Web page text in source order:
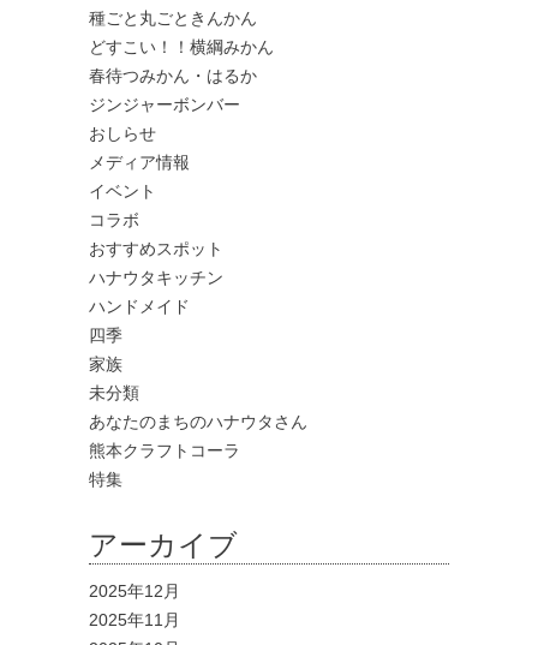
種ごと丸ごときんかん
どすこい！！横綱みかん
春待つみかん・はるか
ジンジャーボンバー
おしらせ
メディア情報
イベント
コラボ
おすすめスポット
ハナウタキッチン
ハンドメイド
四季
家族
未分類
あなたのまちのハナウタさん
熊本クラフトコーラ
特集
アーカイブ
2025年12月
2025年11月